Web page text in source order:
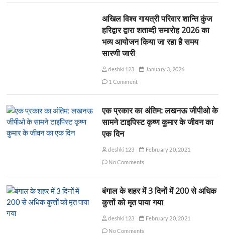
अखिल विश्व गायत्री परिवार शान्ति कुंज
हरिद्वार द्वारा शताब्दी समारोह 2026 का
भव्य आयोजन किया जा रहा है समय
सारणी जारी
deshki123
January 3, 2026
1 Comment
एक प्रकार का अंतिम: लखनऊ जीपीओ के
सामने टाइपिस्ट कृष्ण कुमार के जीवन का
एक दिन
deshki123
February 20, 2021
No Comments
बंगाल के शहर में 3 दिनों में 200 से अधिक
कुत्तों को मृत पाया गया
deshki123
February 20, 2021
No Comments